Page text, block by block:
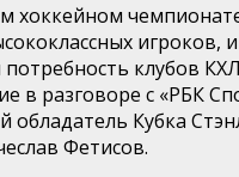
хоккейном
игроков,
потребность клубов
в разговоре с «РБК
обладатель Кубка
Фетисов.